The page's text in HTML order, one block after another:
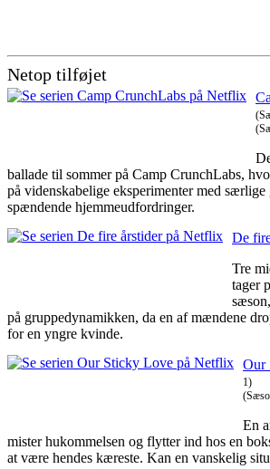
Netop tilføjet
ballade til sommer på Camp CrunchLabs,
på videnskabelige eksperimenter med særlige
spændende hjemmeudfordringer.
De
Tre
tager
på gruppedynamikken, da en af mændene
for en yngre kvinde.
Our
1)
En
mister hukommelsen og flytter ind hos en
at være hendes kæreste. Kan en vanskelig